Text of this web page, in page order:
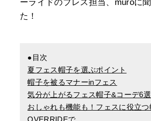
ーライドのプレス担当、muroに
た！
●目次
夏フェス帽子を選ぶポイント
帽子を被るマナーinフェス
気分が上がるフェス帽子&コーデ6選
おしゃれも機能も！フェスに役立つ
OVERRIDEで